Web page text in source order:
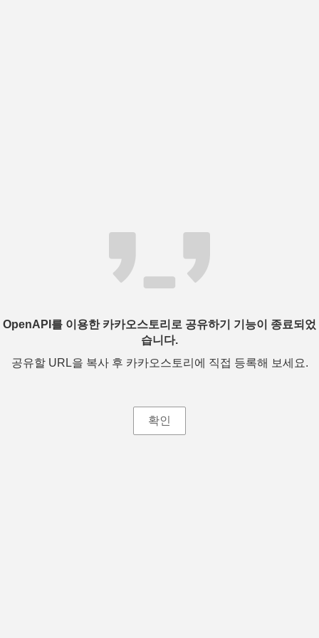
OpenAPI를 이용한 카카오스토리로 공유하기 기능이 종료되었
습니다.
공유할 URL을 복사 후 카카오스토리에 직접 등록해 보세요.
확인